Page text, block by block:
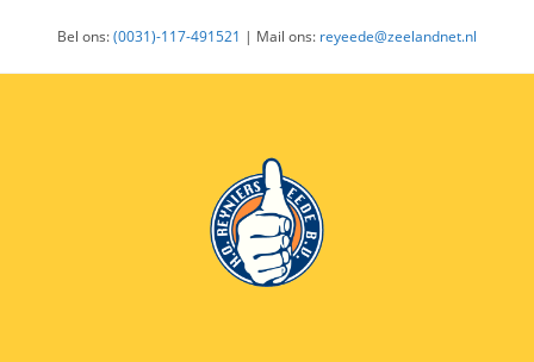
inhoud
Bel ons:(0031)-117-491521 | Mail ons: reyeede@zeelandnet.nl